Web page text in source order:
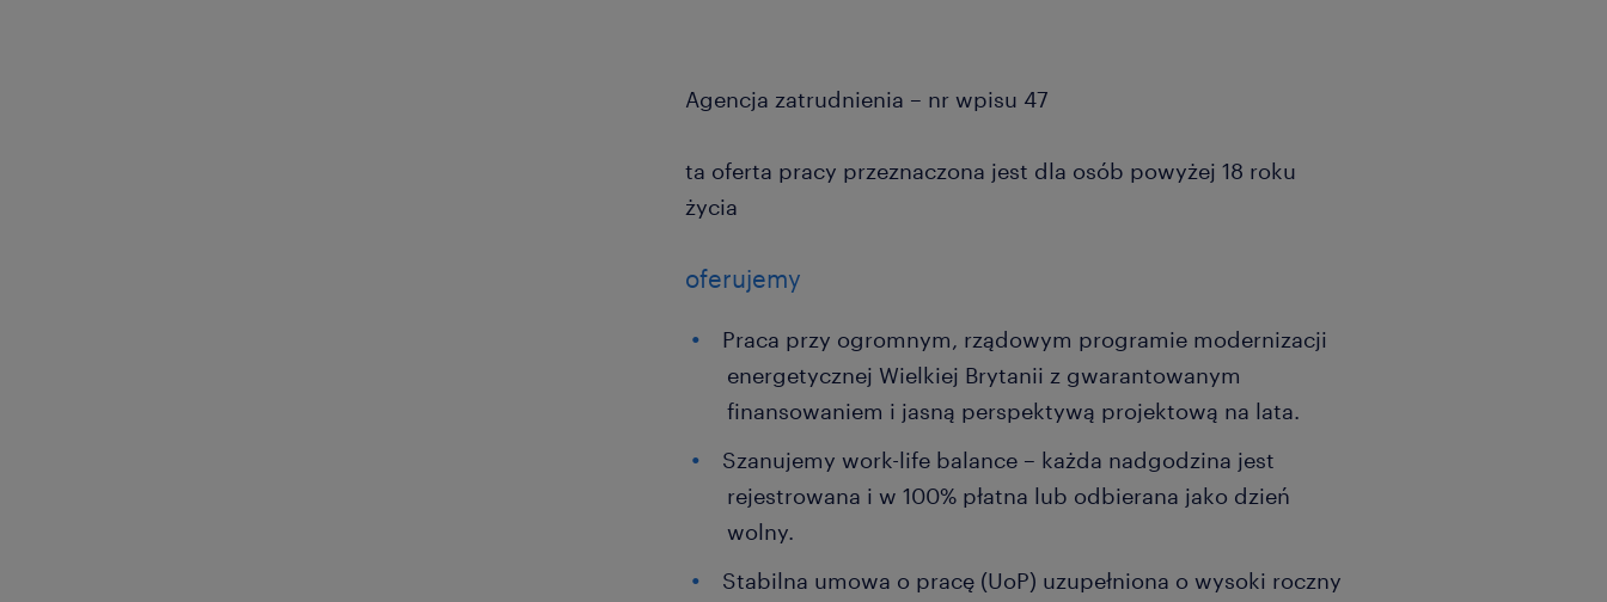
Agencja zatrudnienia – nr wpisu 47
ta oferta pracy przeznaczona jest dla osób powyżej 18 roku
życia
oferujemy
Praca przy ogromnym, rządowym programie modernizacji
energetycznej Wielkiej Brytanii z gwarantowanym
finansowaniem i jasną perspektywą projektową na lata.
Szanujemy work-life balance – każda nadgodzina jest
rejestrowana i w 100% płatna lub odbierana jako dzień
wolny.
Stabilna umowa o pracę (UoP) uzupełniona o wysoki roczny